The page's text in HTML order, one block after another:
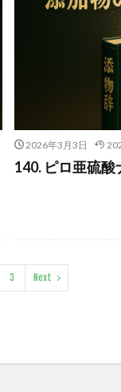
2026年3月3日
140. ピロ亜硫酸
3 Next